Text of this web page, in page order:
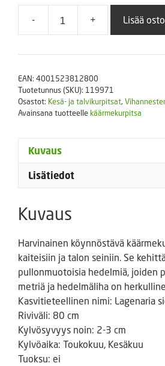
-
Pullokurpitsa
siceraria
+ Lisää
EAN: 4001523812800
Tuotetunnus (SKU): 119971
Osastot: Kesä- ja talvikurpitsat,
Avainsana tuotteellekäärmekurpitsa
Kuvaus
Lisätiedot
Kuvaus
Harvinainen köynnöstävä
kaiteisiin ja talon seiniin. Se
pullonmuotoisia hedelmiä, joiden
metriä ja hedelmäliha on
Kasvitieteellinen nimi: Lagenaria
Riviväli: 80 cm
Kylvösyvyys noin: 2-3 cm
Kylvöaika: Toukokuu, Kesäkuu
Tuoksu: ei